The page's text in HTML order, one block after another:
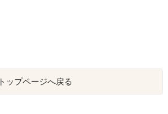
トップページへ戻る